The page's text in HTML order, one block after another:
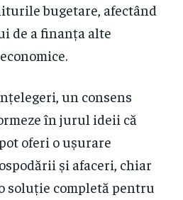
bugetare, afectând
de a finanța alte
un consens
în jurul ideii că
oferi o ușurare
și afaceri, chiar
soluție completă pentru